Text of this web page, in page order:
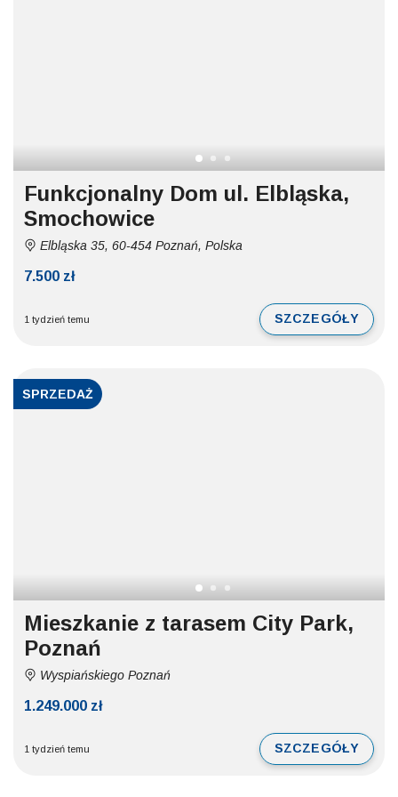
Funkcjonalny Dom ul. Elbląska,
Smochowice
Elbląska 35, 60-454 Poznań, Polska
7.500 zł
1 tydzień temu SZCZEGÓŁY
SPRZEDAŻ
Mieszkanie z tarasem City Park,
Poznań
Wyspiańskiego Poznań
1.249.000 zł
1 tydzień temu SZCZEGÓŁY